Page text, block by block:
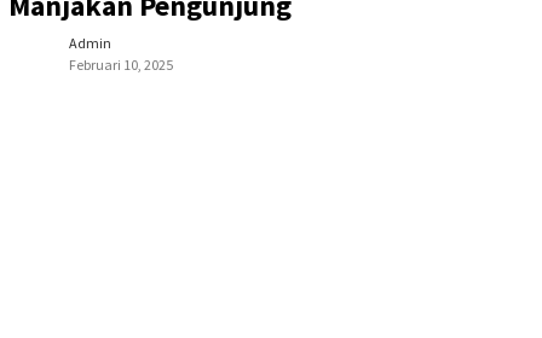
Admin
Februari 10, 2025